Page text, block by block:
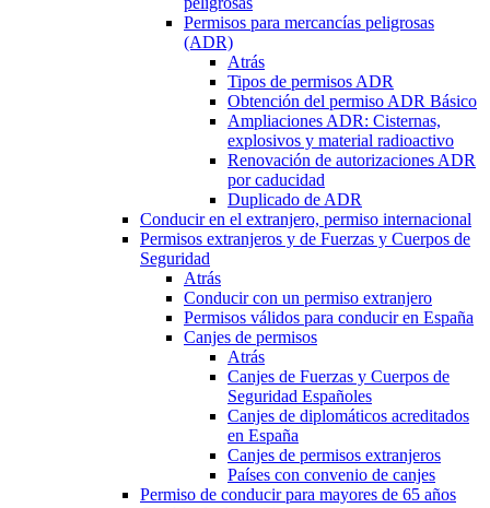
Permisos para mercancías peligrosas
(ADR)
Atrás
Tipos de permisos ADR
Obtención del permiso ADR Básico
Ampliaciones ADR: Cisternas,
explosivos y material radioactivo
Renovación de autorizaciones ADR
por caducidad
Duplicado de ADR
Conducir en el extranjero, permiso internacional
Permisos extranjeros y de Fuerzas y Cuerpos de
Seguridad
Atrás
Conducir con un permiso extranjero
Permisos válidos para conducir en España
Canjes de permisos
Atrás
Canjes de Fuerzas y Cuerpos de
Seguridad Españoles
Canjes de diplomáticos acreditados
en España
Canjes de permisos extranjeros
Países con convenio de canjes
Permiso de conducir para mayores de 65 años